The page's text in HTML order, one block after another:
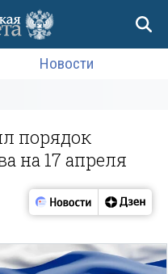
Новости
порядок
на 17 апреля